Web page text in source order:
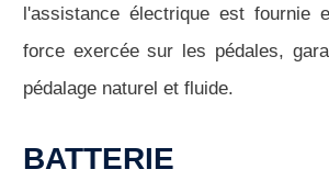
l'assistance électrique est fournie
force exercée sur les pédales,
pédalage naturel et fluide.
BATTERIE